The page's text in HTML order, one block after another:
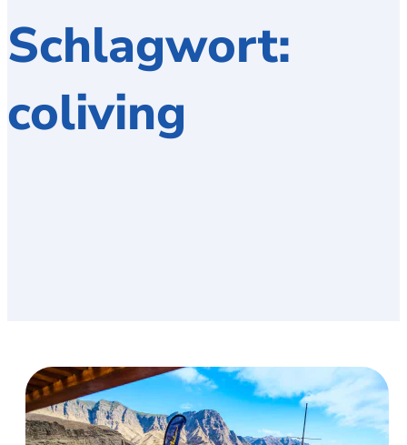
Schlagwort:
coliving